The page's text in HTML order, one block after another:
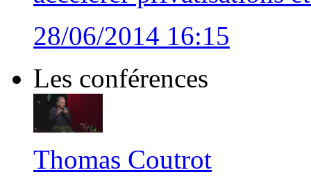
28/06/2014 16:15
Les conférences
Thomas Coutrot